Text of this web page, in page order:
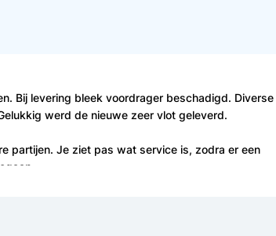
Bij levering bleek voordrager beschadigd. Diverse
werd de nieuwe zeer vlot geleverd.
partijen. Je ziet pas wat service is, zodra er een